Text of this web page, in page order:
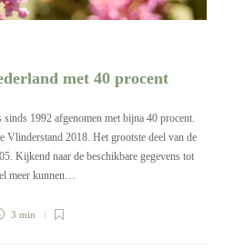
met 40 procent
1992 afgenomen met bijna 40 procent.
2018. Het grootste deel van de
Kijkend naar de beschikbare gegevens tot
meer kunnen…
3 min